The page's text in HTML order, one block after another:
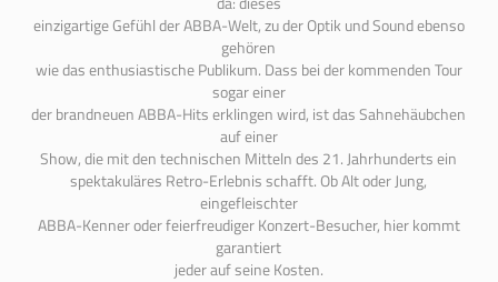
einzigartige Gefühl der ABBA-Welt, zu der Optik und Sound ebenso
gehören
wie das enthusiastische Publikum. Dass bei der kommenden Tour
sogar einer
der brandneuen ABBA-Hits erklingen wird, ist das Sahnehäubchen
auf einer
Show, die mit den technischen Mitteln des 21. Jahrhunderts ein
spektakuläres Retro-Erlebnis schafft. Ob Alt oder Jung,
eingefleischter
ABBA-Kenner oder feierfreudiger Konzert-Besucher, hier kommt
garantiert
jeder auf seine Kosten.